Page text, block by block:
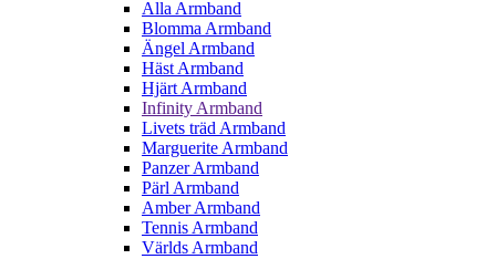
Alla Armband
Blomma Armband
Ängel Armband
Häst Armband
Hjärt Armband
Infinity Armband
Livets träd Armband
Marguerite Armband
Panzer Armband
Pärl Armband
Amber Armband
Tennis Armband
Världs Armband